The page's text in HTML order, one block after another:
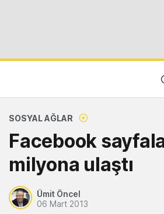
SOSYAL AĞLAR
Facebook
milyona ulaştı
Ümit Öncel
06 Mart 2013